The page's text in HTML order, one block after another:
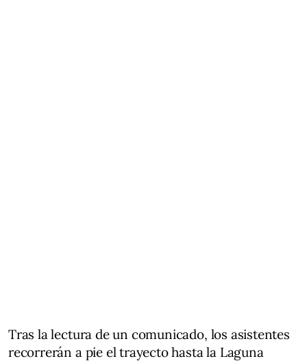
Tras la lectura de un comunicado, los asistentes
recorrerán a pie el trayecto hasta la Laguna